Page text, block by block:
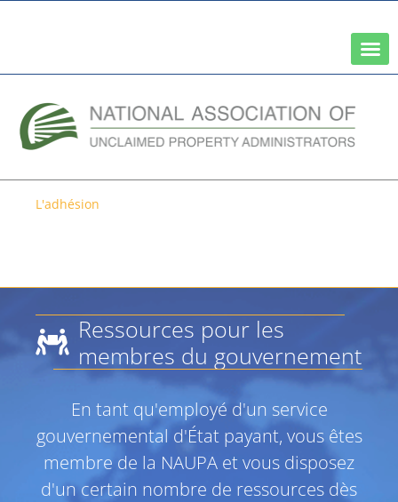
L'adhésion
Ressources pour les
membres du gouvernement
En tant qu'employé d'un service
gouvernemental d'État payant, vous êtes
membre de la NAUPA et vous disposez
d'un certain nombre de ressources dès